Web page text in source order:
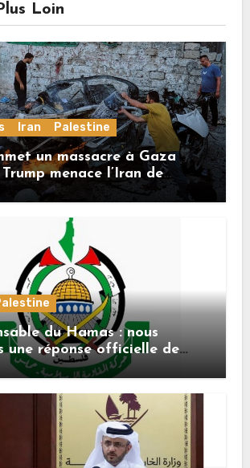
Loin
Iran Palestine
un massacre à Gaza
menace l’Iran de
du Hamas : nous
une réponse officielle de
concernant la feuille de
deuxième phase de l’accord